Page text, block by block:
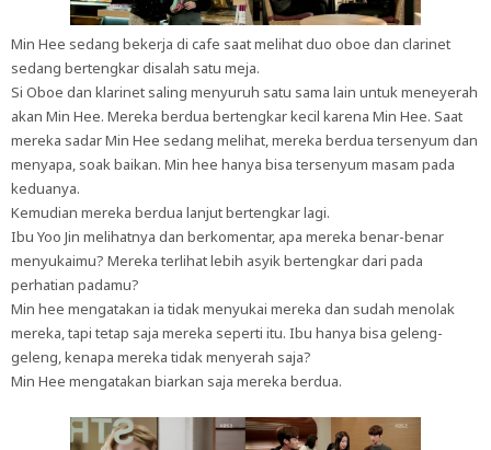
Min Hee sedang bekerja di cafe saat melihat duo oboe dan clarinet
sedang bertengkar disalah satu meja.
Si Oboe dan klarinet saling menyuruh satu sama lain untuk meneyerah
akan Min Hee. Mereka berdua bertengkar kecil karena Min Hee. Saat
mereka sadar Min Hee sedang melihat, mereka berdua tersenyum dan
menyapa, soak baikan. Min hee hanya bisa tersenyum masam pada
keduanya.
Kemudian mereka berdua lanjut bertengkar lagi.
Ibu Yoo Jin melihatnya dan berkomentar, apa mereka benar-benar
menyukaimu? Mereka terlihat lebih asyik bertengkar dari pada
perhatian padamu?
Min hee mengatakan ia tidak menyukai mereka dan sudah menolak
mereka, tapi tetap saja mereka seperti itu. Ibu hanya bisa geleng-
geleng, kenapa mereka tidak menyerah saja?
Min Hee mengatakan biarkan saja mereka berdua.